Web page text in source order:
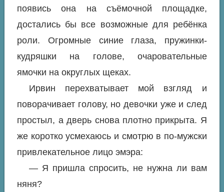
появись она на съёмочной площадке,
достались бы все возможные для ребёнка
роли. Огромные синие глаза, пружинки-
кудряшки на голове, очаровательные
ямочки на округлых щеках.
Ирвин перехватывает мой взгляд и
поворачивает голову, но девочки уже и след
простыл, а дверь снова плотно прикрыта. Я
же коротко усмехаюсь и смотрю в по-мужски
привлекательное лицо эмэра:
— Я пришла спросить, не нужна ли вам
няня?